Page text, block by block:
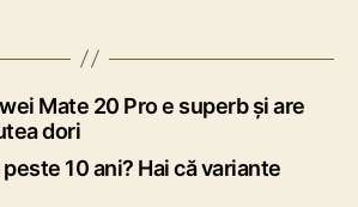
Mate 20 Pro e superb și are
dori
10 ani? Hai că variante